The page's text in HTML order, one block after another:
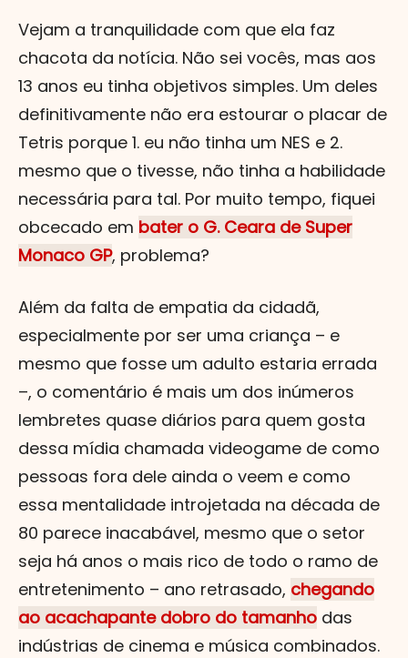
Vejam a tranquilidade com que ela faz
chacota da notícia. Não sei vocês, mas aos
13 anos eu tinha objetivos simples. Um deles
definitivamente não era estourar o placar de
Tetris porque 1. eu não tinha um NES e 2.
mesmo que o tivesse, não tinha a habilidade
necessária para tal. Por muito tempo, fiquei
obcecado em bater o G. Ceara de Super
Monaco GP, problema?
Além da falta de empatia da cidadã,
especialmente por ser uma criança – e
mesmo que fosse um adulto estaria errada
–, o comentário é mais um dos inúmeros
lembretes quase diários para quem gosta
dessa mídia chamada videogame de como
pessoas fora dele ainda o veem e como
essa mentalidade introjetada na década de
80 parece inacabável, mesmo que o setor
seja há anos o mais rico de todo o ramo de
entretenimento – ano retrasado, chegando
ao acachapante dobro do tamanho das
indústrias de cinema e música combinados.